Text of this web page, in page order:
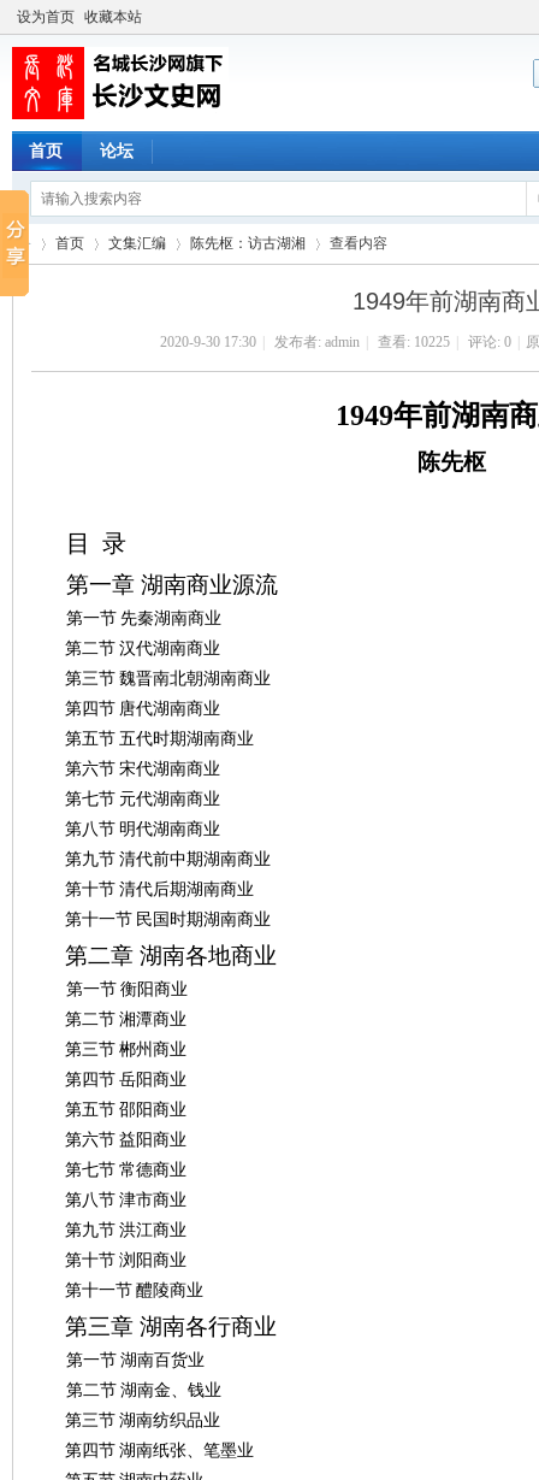
设为首页 收藏本站
首页 论坛
首页 文集汇编
›
陈先枢：访古湖湘
›
查看内容
1949年前湖南商
2020-9-30 17:30 发布者: admin 查看: 10225 评论: 0
1949年前湖南
陈先枢
目 录
第一章 湖南商业源流
第一节 先秦湖南商业
第二节 汉代湖南商业
第三节 魏晋南北朝湖南商业
第四节 唐代湖南商业
第五节 五代时期湖南商业
第六节 宋代湖南商业
第七节 元代湖南商业
第八节 明代湖南商业
第九节 清代前中期湖南商业
第十节 清代后期湖南商业
第十一节 民国时期湖南商业
第二章 湖南各地商业
第一节 衡阳商业
第二节 湘潭商业
第三节 郴州商业
第四节 岳阳商业
第五节 邵阳商业
第六节 益阳商业
第七节 常德商业
第八节 津市商业
第九节 洪江商业
第十节 浏阳商业
第十一节 醴陵商业
第三章 湖南各行商业
第一节 湖南百货业
第二节 湖南金、钱业
第三节 湖南纺织品业
第四节 湖南纸张、笔墨业